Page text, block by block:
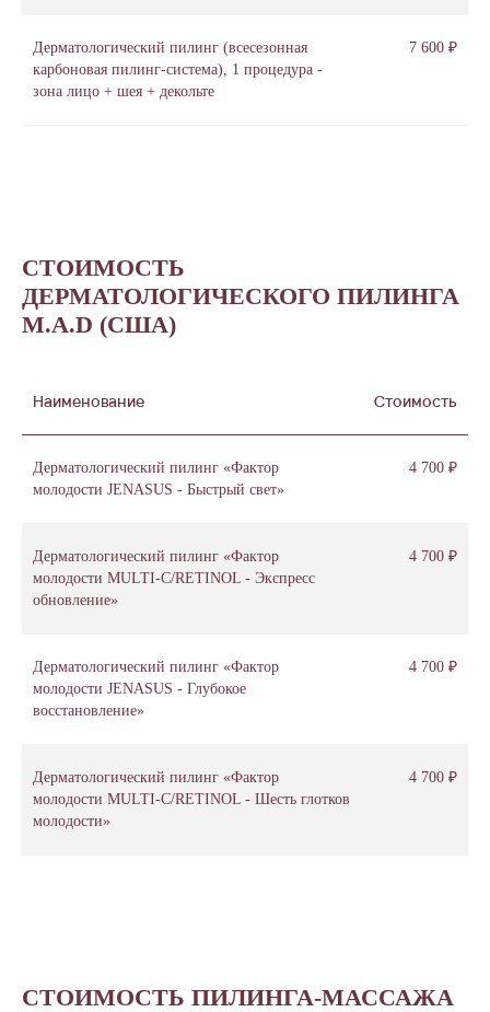
Дерматологический пилинг (всесезонная
карбоновая пилинг-система), 1 процедура -
зона лицо + шея + декольте
7 600 ₽
СТОИМОСТЬ
ДЕРМАТОЛОГИЧЕСКОГО ПИЛИНГА
M.A.D (США)
Наименование Стоимость
Дерматологический пилинг «Фактор
молодости JENASUS - Быстрый свет»
4 700 ₽
Дерматологический пилинг «Фактор
молодости MULTI-C/RETINOL - Экспресс
обновление»
4 700 ₽
Дерматологический пилинг «Фактор
молодости JENASUS - Глубокое
восстановление»
4 700 ₽
Дерматологический пилинг «Фактор
молодости MULTI-C/RETINOL - Шесть глотков
молодости»
4 700 ₽
СТОИМОСТЬ ПИЛИНГА-МАССАЖА